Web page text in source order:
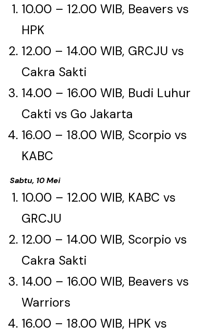
10.00 – 12.00 WIB, Beavers vs
HPK​​​​​​​
12.00 – 14.00 WIB, GRCJU vs
Cakra Sakti
14.00 – 16.00 WIB, Budi Luhur
Cakti vs Go Jakarta
16.00 – 18.00 WIB, Scorpio vs
KABC​​​​​​​
Sabtu, 10 Mei
10.00 – 12.00 WIB, KABC vs
GRCJU​​​​​​​
12.00 – 14.00 WIB, Scorpio vs
Cakra Sakti
14.00 – 16.00 WIB, Beavers vs
Warriors​​​​​​​
16.00 – 18.00 WIB, HPK vs